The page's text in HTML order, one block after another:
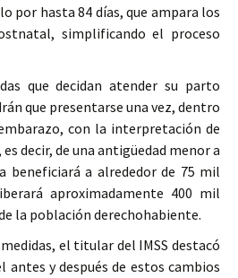
por hasta 84 días, que ampara los
simplificando el proceso
que decidan atender su parto
que presentarse una vez, dentro
con la interpretación de
decir, de una antigüedad menor a
beneficiará a alrededor de 75 mil
aproximadamente 400 mil
la población derechohabiente.
el titular del IMSS destacó
y después de estos cambios